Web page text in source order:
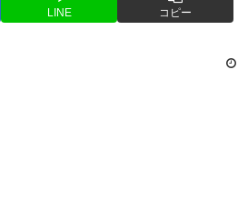
LINE コピー